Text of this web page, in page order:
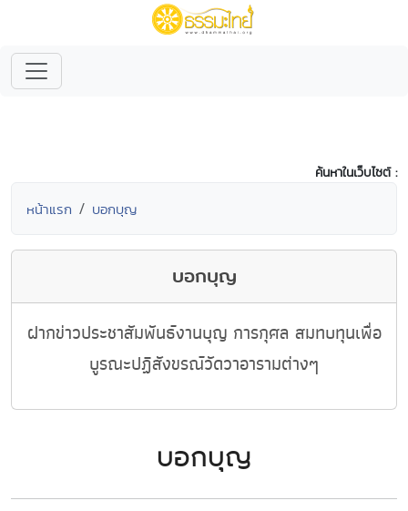
ค้นหาในเว็บไซต์ :
หน้าแรก บอกบุญ
บอกบุญ
ฝากข่าวประชาสัมพันธ์งานบุญ การกุศล สมทบทุนเพื่อ
บูรณะปฏิสังขรณ์วัดวาอารามต่างๆ
บอกบุญ